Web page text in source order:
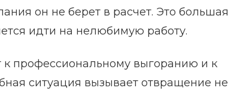
он не берет в расчет. Это большая
идти на нелюбимую работу.
к профессиональному выгоранию и к
ситуация вызывает отвращение не